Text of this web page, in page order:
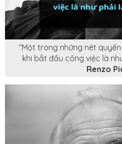
“Một trong những nét
khi bắt đầu công việc là
Renzo